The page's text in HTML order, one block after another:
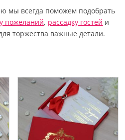
мы всегда поможем подобрать
пожеланий, рассадку гостей и
торжества важные детали.